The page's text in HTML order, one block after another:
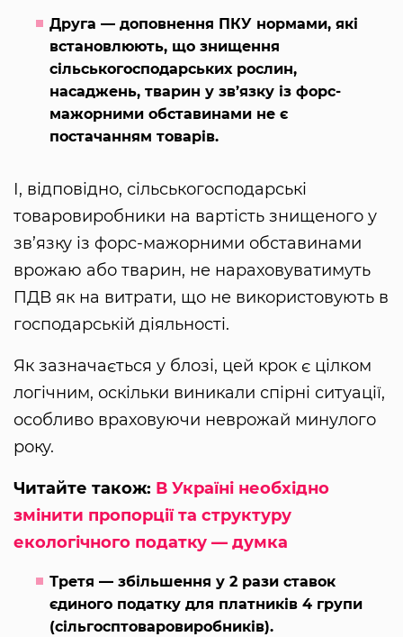
Друга — доповнення ПКУ нормами, які
встановлюють, що знищення
сільськогосподарських рослин,
насаджень, тварин у зв’язку із форс-
мажорними обставинами не є
постачанням товарів.
І, відповідно, сільськогосподарські
товаровиробники на вартість знищеного у
зв’язку із форс-мажорними обставинами
врожаю або тварин, не нараховуватимуть
ПДВ як на витрати, що не використовують в
господарській діяльності.
Як зазначається у блозі, цей крок є цілком
логічним, оскільки виникали спірні ситуації,
особливо враховуючи неврожай минулого
року.
Читайте також: В Україні необхідно
змінити пропорції та структуру
екологічного податку — думка
Третя — збільшення у 2 рази ставок
єдиного податку для платників 4 групи
(сільгосптоваровиробників).